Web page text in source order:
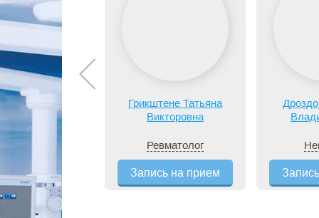
Грикштене Татьяна
Викторовна
Ревматолог
Запись на прием